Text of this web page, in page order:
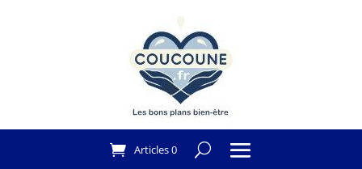
Articles 0